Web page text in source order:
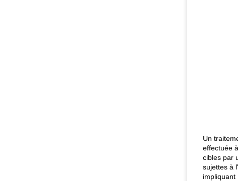
Un
effectuée
cibles par
sujettes à
impliquant